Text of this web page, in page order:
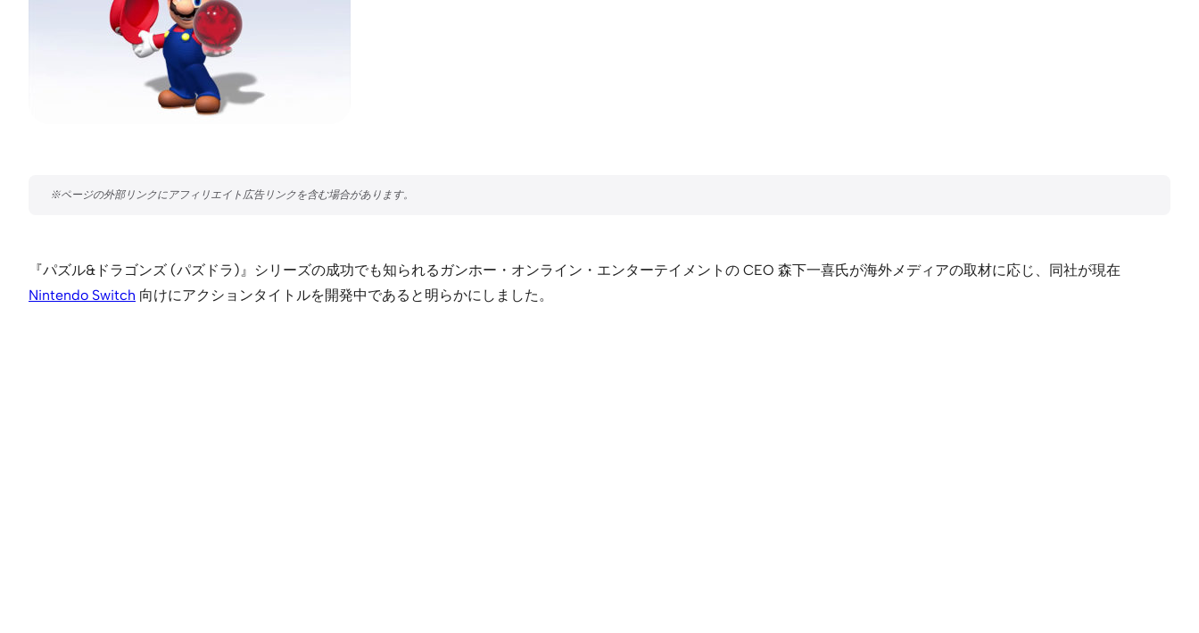
『パズル&ドラゴンズ (パズドラ)』シリーズの成功でも知られるガンホー・オンライン・エンターテイメントの CEO 森下一喜氏が海外メディアの取材に応じ、同社が現在
Nintendo Switch 向けにアクションタイトルを開発中であると明らかにしました。